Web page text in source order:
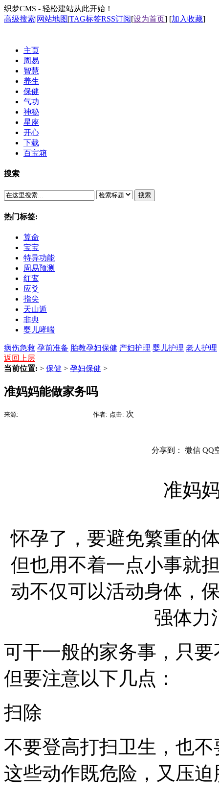
织梦CMS - 轻松建站从此开始！
高级搜索|网站地图|TAG标签RSS订阅[设为首页] [加入收藏]
主页
周易
智慧
养生
保健
气功
神秘
星座
开心
下载
百宝箱
搜索
搜索
热门标签:
算命
宝宝
特异功能
周易预测
红鸾
应爻
指尖
天山遁
非典
婴儿哮喘
病伤急救 孕前准备 胎教孕妇保健 产妇护理 婴儿护理 老人护理
返回上层
当前位置: > 保健 > 孕妇保健 >
准妈妈能做家务吗
来源: 作者: 点击: 次
分享到： 微信 QQ
准妈
怀孕了，要避免繁重的
但也用不着一点小事就
动不仅可以活动身体，
强体力
可干一般的家务事，只
但要注意以下几点：
扫除
不要登高打扫卫生，也
这些动作既危险，又压